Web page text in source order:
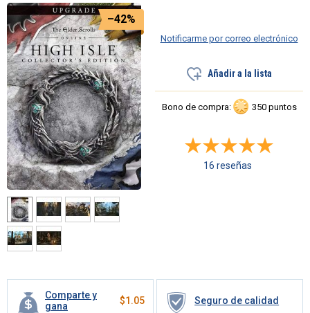
–42%
Comparte y
gana
$1.05 Seguro de calidad
Notificarme por correo electrónico
Añadir a la lista
Bono de compra: 350 puntos
16 reseñas